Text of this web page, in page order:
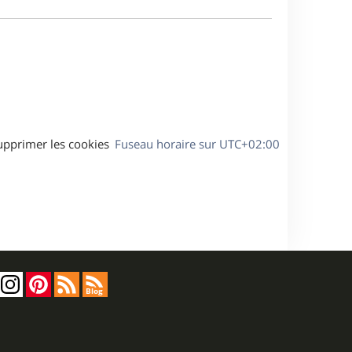
g
s
Fuseau horaire sur UTC+02:00
les cookies